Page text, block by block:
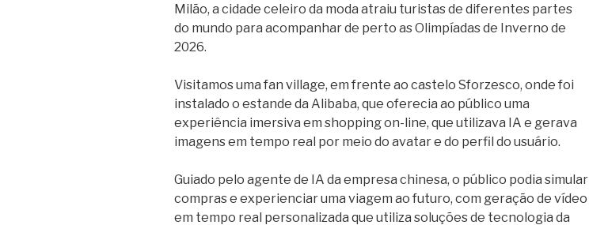
Milão, a cidade celeiro da moda atraiu turistas de diferentes partes
do mundo para acompanhar de perto as Olimpíadas de Inverno de
2026.
Visitamos uma fan village, em frente ao castelo Sforzesco, onde foi
instalado o estande da Alibaba, que oferecia ao público uma
experiência imersiva em shopping on-line, que utilizava IA e gerava
imagens em tempo real por meio do avatar e do perfil do usuário.
Guiado pelo agente de IA da empresa chinesa, o público podia simular
compras e experienciar uma viagem ao futuro, com geração de vídeo
em tempo real personalizada que utiliza soluções de tecnologia da